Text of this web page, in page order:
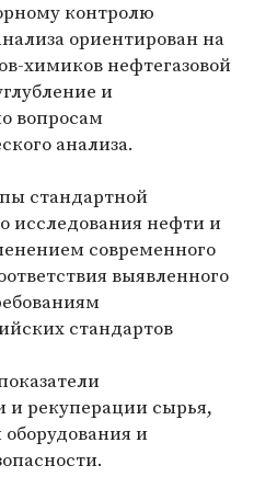
контролю
ориентирован на
химиков нефтегазовой
и
вопросам
анализа.
стандартной
исследования нефти и
современного
выявленного
стандартов
и рекуперации сырья,
и